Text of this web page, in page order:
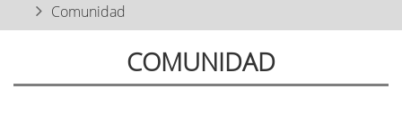
Comunidad
COMUNIDAD